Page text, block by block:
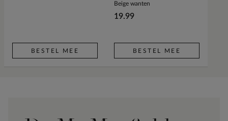
BESTEL MEE
Beige wanten
19.99
BESTEL MEE